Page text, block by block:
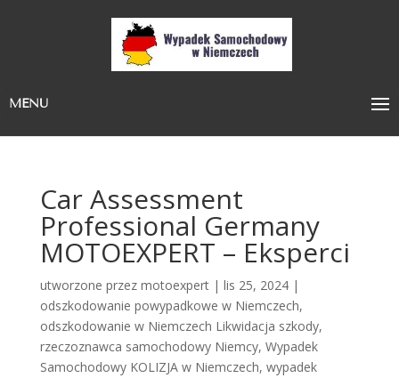
MENU
Car Assessment
Professional Germany
MOTOEXPERT – Eksperci
utworzone przez motoexpert| lis 25, 2024|
odszkodowanie powypadkowe w Niemczech,
odszkodowanie w Niemczech Likwidacja szkody,
rzeczoznawca samochodowy Niemcy, Wypadek
Samochodowy KOLIZJA w Niemczech, wypadek